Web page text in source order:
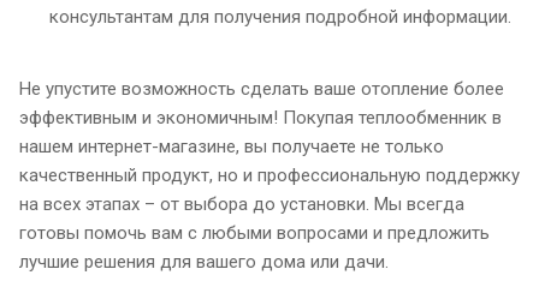
консультантам для получения подробной информации.
Не упустите возможность сделать ваше отопление более
эффективным и экономичным! Покупая теплообменник в
нашем интернет-магазине, вы получаете не только
качественный продукт, но и профессиональную поддержку
на всех этапах – от выбора до установки. Мы всегда
готовы помочь вам с любыми вопросами и предложить
лучшие решения для вашего дома или дачи.